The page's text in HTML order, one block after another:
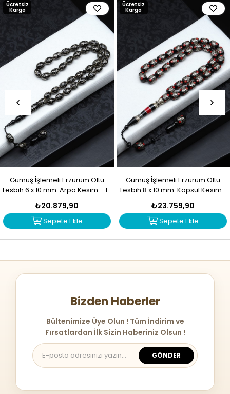
Gümüş İşlemeli Erzurum Oltu
Tesbih 6 x 10 mm. Arpa Kesim - T-
1916
₺20.879,90
Sepete Ekle
Ücretsiz
Kargo
Gümüş İşlemeli Erzurum Oltu
Tesbih 8 x 10 mm. Kapsül Kesim -
T-1915
₺23.759,90
Sepete Ekle
Ücretsiz
Kargo
Bizden Haberler
Bültenimize Üye Olun ! Tüm İndirim ve
Fırsatlardan İlk Sizin Haberiniz Olsun !
GÖNDER